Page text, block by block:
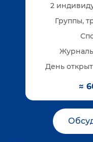
2
Группы,
День
≈